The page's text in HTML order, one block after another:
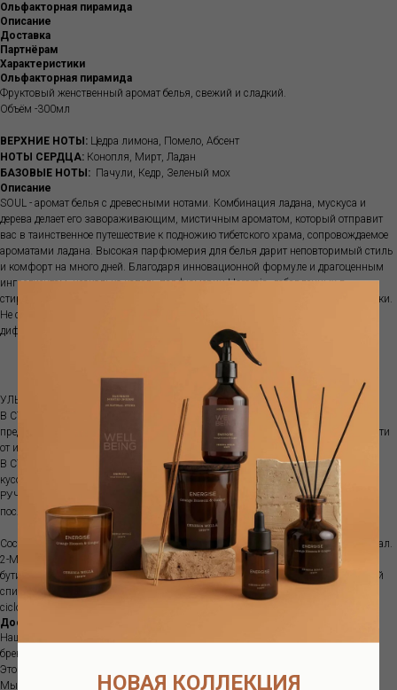
НОВАЯ КОЛЛЕКЦИЯ
Ольфакторная пирамида
Описание
Доставка
Партнёрам
Характеристики
Ольфакторная пирамида
Фруктовый женственный аромат белья, свежий и сладкий.
Объём -300мл
ВЕРХНИЕ НОТЫ: Цедра лимона, Помело, Абсент
НОТЫ СЕРДЦА: Конопля, Мирт, Ладан
БАЗОВЫЕ НОТЫ: Пачули, Кедр, Зеленый мох
Описание
SOUL - аромат белья с древесными нотами. Комбинация ладана, мускуса и
дерева делает его завораживающим, мистичным ароматом, который отправит
вас в таинственное путешествие к подножию тибетского храма, сопровождаемое
ароматами ладана. Высокая парфюмерия для белья дарит неповторимый стиль
и комфорт на много дней. Благодаря инновационной формуле и драгоценным
ингредиентам, несколько капель парфюмерии Horomia, добавленных в
стиральную машину, ароматизируют белье надолго, даже после 3 недель стирки.
Не содержит ГМО, тяжелых металлов, синтетических мускусов, диоксины и
дифенилы. Не тестируется на животных.
УЛЬТРАКОНЦЕНТРАТ. Встряхните перед использованием.
В СТИРАЛЬНОЙ МАШИНЕ: налейте в отсек стиральной машины,
предназначенный для последнего полоскания, 5-15 мл средства в зависимости
от интенсивности аромата, который хотите получить.
В СУШИЛЬНОЙ МАШИНЕ: налейте несколько капель на носовой платок или
кусок ткани и поместите его в сушилку.
РУЧНАЯ СТИРКА: добавьте 5-15 мл продукта на каждые 5 литров воды при
последнем полоскании. Используйте защитные перчатки.
Состав: 2-(4-терт-бутилбензил) пропиональдегид. Цитронеллол. Амил Циннамал.
2-Метил-3-(пара-изопропилфенил) пропиональдегид. Пара-тер-
бутилциклогексилацетат. 2,6-октадиен-1-ол, 3,7-диметил-, (2E)-. Циннамиловый
спирт. 2 Метил ундеканаль. Изоэвгенол. Кумарин. 3-metile-4-(2,6,6-trimetile-2-
cicloesen-1-il)-3-buten-2-one
Доставка
Наш интернет-магазин предлагает вам интерьерные ароматы европейских
брендов, в наличии и под заказ.
Это большой ассортимент качественной продукции.
Мы находимся в Москве.